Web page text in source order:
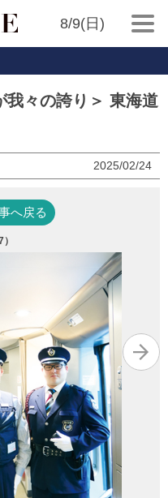
8/9(日)
我々の誇り＞ 東海道
2025/02/24
へ戻る